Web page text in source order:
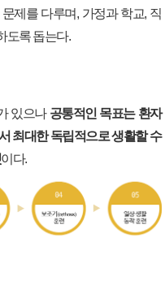
제를 다루며, 가정과 학교, 직
도록 돕는다.
있으나 공통적인 목표는 환자
최대한 독립적으로 생활할 수
이다.